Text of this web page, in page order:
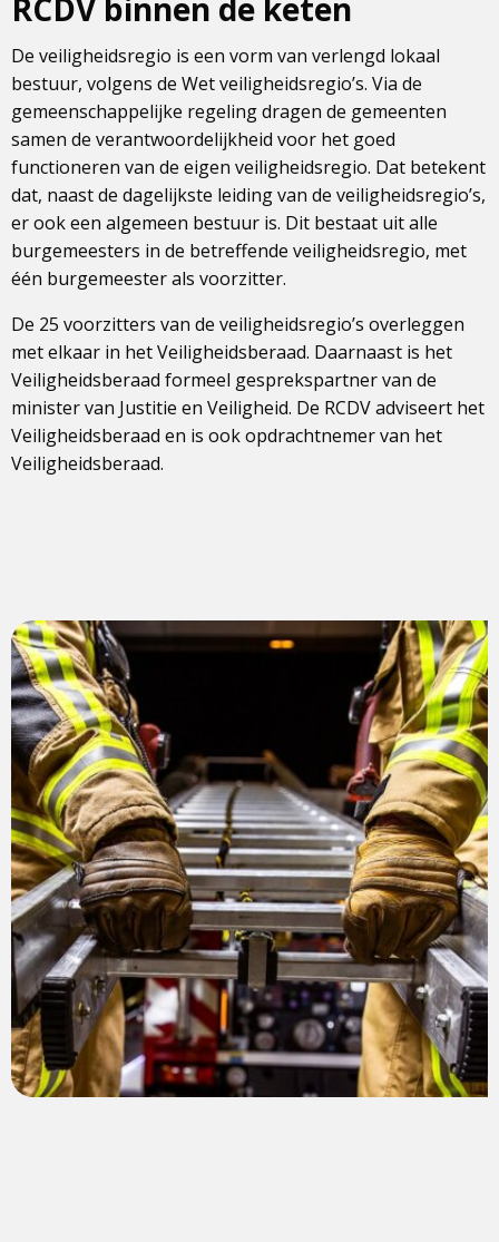
RCDV binnen de keten
De veiligheidsregio is een vorm van verlengd lokaal
bestuur, volgens de Wet veiligheidsregio’s. Via de
gemeenschappelijke regeling dragen de gemeenten
samen de verantwoordelijkheid voor het goed
functioneren van de eigen veiligheidsregio. Dat betekent
dat, naast de dagelijkste leiding van de veiligheidsregio’s,
er ook een algemeen bestuur is. Dit bestaat uit alle
burgemeesters in de betreffende veiligheidsregio, met
één burgemeester als voorzitter.
De 25 voorzitters van de veiligheidsregio’s overleggen
met elkaar in het Veiligheidsberaad. Daarnaast is het
Veiligheidsberaad formeel gesprekspartner van de
minister van Justitie en Veiligheid. De RCDV adviseert het
Veiligheidsberaad en is ook opdrachtnemer van het
Veiligheidsberaad.